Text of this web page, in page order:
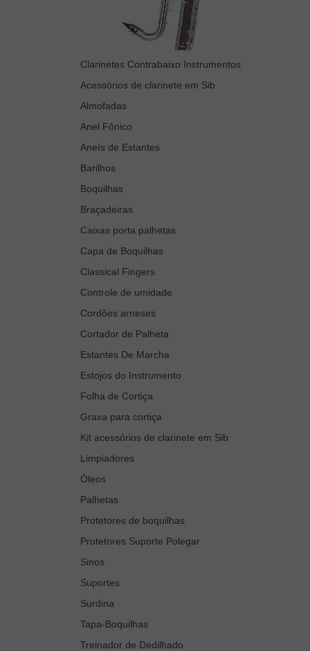
Clarinetes Contrabaixo Instrumentos
Acessórios de clarinete em Sib
Almofadas
Anel Fônico
Aneís de Estantes
Barilhos
Boquilhas
Braçadeiras
Caixas porta palhetas
Capa de Boquilhas
Classical Fingers
Controle de umidade
Cordões arneses
Cortador de Palheta
Estantes De Marcha
Estojos do Instrumento
Folha de Cortiça
Graxa para cortiça
Kit acessórios de clarinete em Sib
Limpiadores
Óleos
Palhetas
Protetores de boquilhas
Protetores Suporte Polegar
Sinos
Suportes
Surdina
Tapa-Boquilhas
Treinador de Dedilhado